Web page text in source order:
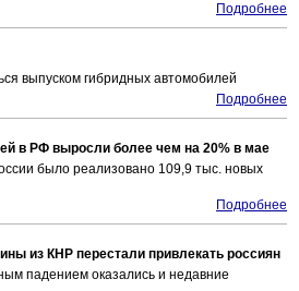
Подробнее
выпуском гибридных автомобилей
Подробнее
в РФ выросли более чем на 20% в мае
было реализовано 109,9 тыс. новых
Подробнее
из КНР перестали привлекать россиян
падением оказались и недавние